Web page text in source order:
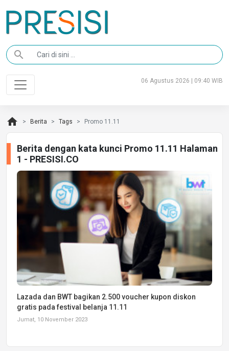
search
06 Agustus 2026 | 09:40 WIB
home Berita Tags Promo 11.11
Berita dengan kata kunci Promo 11.11 Halaman
1 - PRESISI.CO
Lazada dan BWT bagikan 2.500 voucher kupon diskon
gratis pada festival belanja 11.11
Jumat, 10 November 2023